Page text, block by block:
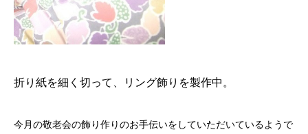
折り紙を細く切って、リング飾りを製作中。
今月の敬老会の飾り作りのお手伝いをしていただいているようで